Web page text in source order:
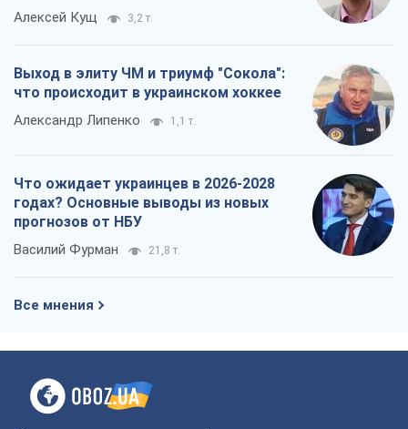
Алексей Кущ 3,2 т.
Выход в элиту ЧМ и триумф "Сокола":
что происходит в украинском хоккее
Александр Липенко 1,1 т.
Что ожидает украинцев в 2026-2028
годах? Основные выводы из новых
прогнозов от НБУ
Василий Фурман 21,8 т.
Все мнения